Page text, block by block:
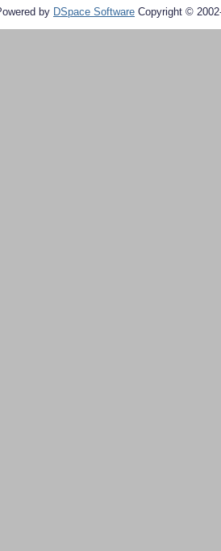
by DSpace Software Copyright ©